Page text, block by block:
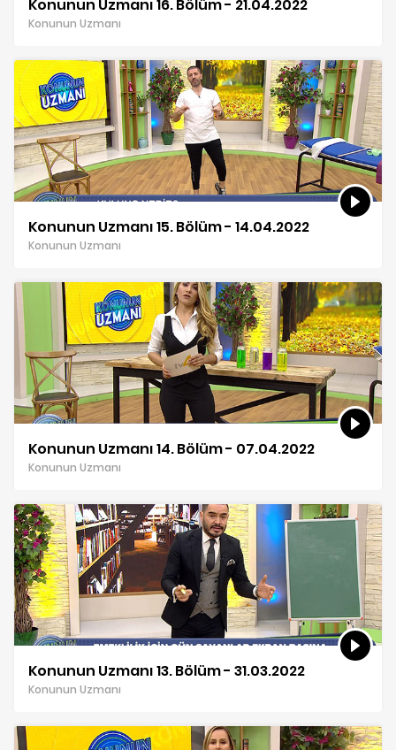
Konunun Uzmanı 16. Bölüm - 21.04.2022
Konunun Uzmanı
Konunun Uzmanı 15. Bölüm - 14.04.2022
Konunun Uzmanı
Konunun Uzmanı 14. Bölüm - 07.04.2022
Konunun Uzmanı
Konunun Uzmanı 13. Bölüm - 31.03.2022
Konunun Uzmanı